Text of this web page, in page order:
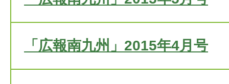
「広報南九州」2015年4月号